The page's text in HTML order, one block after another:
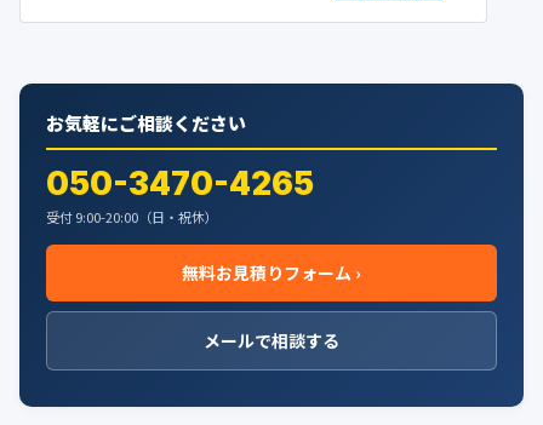
お気軽にご相談ください
050-3470-4265
受付 9:00-20:00（日・祝休）
無料お見積りフォーム ›
メールで相談する